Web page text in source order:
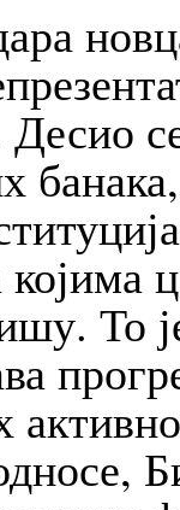
Десио
То